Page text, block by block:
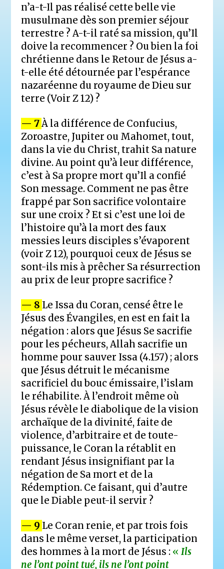
n’a-t-Il pas réalisé cette belle vie
musulmane dès son premier séjour
terrestre ? A-t-il raté sa mission, qu’Il
doive la recommencer ? Ou bien la foi
chrétienne dans le Retour de Jésus a-
t-elle été détournée par l’espérance
nazaréenne du royaume de Dieu sur
terre (Voir Z 12) ?
— 7À la différence de Confucius,
Zoroastre, Jupiter ou Mahomet, tout,
dans la vie du Christ, trahit Sa nature
divine. Au point qu’à leur différence,
c’est à Sa propre mort qu’Il a confié
Son message. Comment ne pas être
frappé par Son sacrifice volontaire
sur une croix ? Et si c’est une loi de
l’histoire qu’à la mort des faux
messies leurs disciples s’évaporent
(voir Z 12), pourquoi ceux de Jésus se
sont-ils mis à prêcher Sa résurrection
au prix de leur propre sacrifice ?
— 8 Le Issa du Coran, censé être le
Jésus des Évangiles, en est en fait la
négation : alors que Jésus Se sacrifie
pour les pécheurs, Allah sacrifie un
homme pour sauver Issa (4.157) ; alors
que Jésus détruit le mécanisme
sacrificiel du bouc émissaire, l’islam
le réhabilite. À l’endroit même où
Jésus révèle le diabolique de la vision
archaïque de la divinité, faite de
violence, d’arbitraire et de toute-
puissance, le Coran la rétablit en
rendant Jésus insignifiant par la
négation de Sa mort et de la
Rédemption. Ce faisant, qui d’autre
que le Diable peut-il servir ?
— 9 Le Coran renie, et par trois fois
dans le même verset, la participation
des hommes à la mort de Jésus : «Ils
ne l’ont point tué, ils ne l’ont point